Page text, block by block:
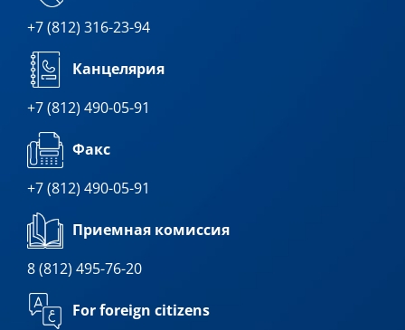
+7 (812) 316-23-94
Канцелярия
+7 (812) 490-05-91
Факс
+7 (812) 490-05-91
Приемная комиссия
8 (812) 495-76-20
For foreign citizens